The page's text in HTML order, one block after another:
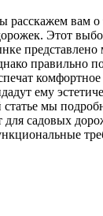
расскажем вам о
Этот
представлено
правильно
ему
мы
для садовых